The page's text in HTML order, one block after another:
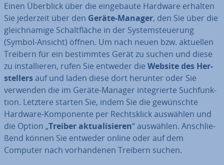
Einen Überblick über die ein­ge­bau­te Hardware erhalten
Sie jederzeit über den Geräte-Manager, den Sie über die
gleich­na­mi­ge Schalt­flä­che in der Sys­tem­steue­rung
(Symbol-Ansicht) öffnen. Um nach neuen bzw. aktuellen
Treibern für ein be­stimm­tes Gerät zu suchen und diese
zu in­stal­lie­ren, rufen Sie entweder die Website des Her­
stel­lersauf und laden diese dort herunter oder Sie
verwenden die im Geräte-Manager in­te­grier­te Such­funk­
ti­on. Letztere starten Sie, indem Sie die ge­wünsch­te
Hardware-Kom­po­nen­te per Rechts­klick auswählen und
die Option „Treiber ak­tua­li­sie­ren“ auswählen. An­schlie­
ßend können Sie entweder online oder auf dem
Computer nach vor­han­de­nen Treibern suchen.